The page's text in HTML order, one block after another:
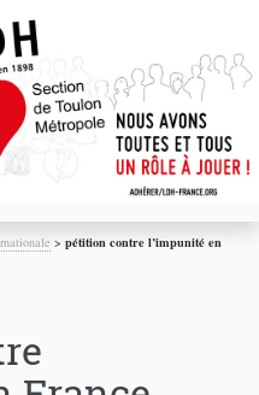
>pétition contre l’impunité en